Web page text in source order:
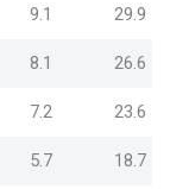
9.1 29.9
8.1 26.6
7.2 23.6
5.7 18.7